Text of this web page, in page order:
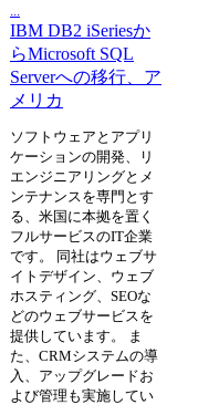
IBM DB2 iSeriesか
らMicrosoft SQL
Serverへの移行、ア
メリカ
ソフトウェアとアプリ
ケーションの開発、リ
エンジニアリングとメ
ンテナンスを専門とす
る、米国に本拠を置く
フルサービスのIT企業
です。 同社はウェブサ
イトデザイン、ウェブ
ホスティング、SEOな
どのウェブサービスを
提供しています。 ま
た、CRMシステムの導
入、アップグレードお
よび管理も実施してい